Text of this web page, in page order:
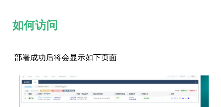
如何访问
部署成功后将会显示如下页面